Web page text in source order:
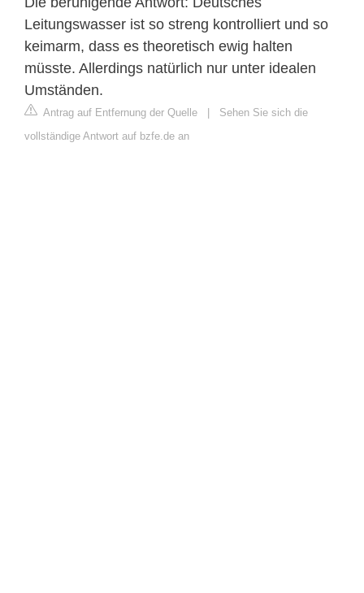
Leitungswasser ist so streng kontrolliert und so
keimarm, dass es theoretisch ewig halten
müsste. Allerdings natürlich nur unter idealen
Umständen.
Antrag auf Entfernung der Quelle | Sehen Sie sich die
vollständige Antwort auf bzfe.de an